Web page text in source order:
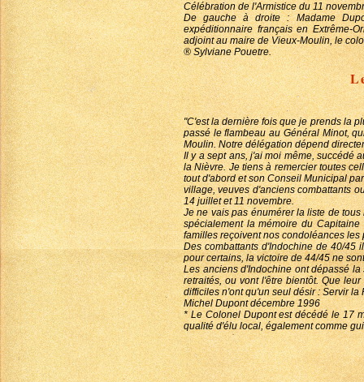
Célébration de l'Armistice du 11
De gauche à droite : Madame
expéditionnaire français en Extrême-
adjoint au maire de Vieux-Moulin, le
® Sylviane Pouetre.
"C'est la dernière fois que je prends la
passé le flambeau au Général Minot,
Moulin. Notre délégation dépend
Il y a sept ans, j'ai moi même, succédé
la Nièvre. Je tiens à remercier toutes
tout d'abord et son Conseil Municipal
village, veuves d'anciens combattants
14 juillet et 11 novembre.
Je ne vais pas énumérer la liste de
spécialement la mémoire du
familles reçoivent nos condoléances les
Des combattants d'Indochine de 40/45
pour certains, la victoire de 44/45 ne
Les anciens d'Indochine ont dépassé
retraités, ou vont l'être bientôt. Que
difficiles n'ont qu'un seul désir : Servir la
Michel Dupont décembre 1996
* Le Colonel Dupont est décédé le 17
qualité d'élu local, également comme